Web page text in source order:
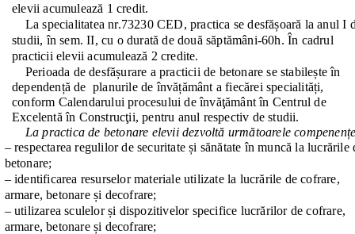
elevii acumulează 1 credit.
La specialitatea nr.73230 CED, practica se desfășoară la anul I
studii, în sem. II, cu o durată de două săptămâni-60h. În cadrul
practicii elevii acumulează 2 credite.
Perioada de desfășurare a practicii de betonare se stabilește în
dependență de  planurile de învățământ a fiecărei specialități,
conform Calendarului procesului de învăţământ în Centrul de
Excelentă în Construcţii, pentru anul respectiv de studii.
La practica de betonare elevii dezvoltă următoarele
– respectarea regulilor de securitate și sănătate în muncă la lucrările
betonare;
– identificarea resurselor materiale utilizate la lucrările de cofrare,
armare, betonare și decofrare;
– utilizarea sculelor și dispozitivelor specifice lucrărilor de cofrare,
armare, betonare și decofrare;